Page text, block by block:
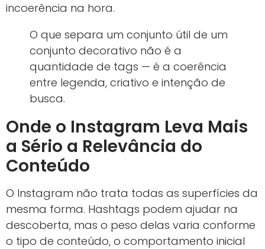
incoerência na hora.
O que separa um conjunto útil de um
conjunto decorativo não é a
quantidade de tags — é a coerência
entre legenda, criativo e intenção de
busca.
Onde o Instagram Leva Mais
a Sério a Relevância do
Conteúdo
O Instagram não trata todas as superfícies da
mesma forma. Hashtags podem ajudar na
descoberta, mas o peso delas varia conforme
o tipo de conteúdo, o comportamento inicial